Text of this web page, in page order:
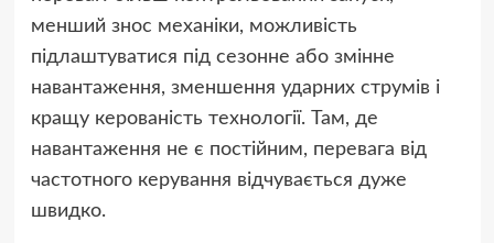
менший знос механіки, можливість
підлаштуватися під сезонне або змінне
навантаження, зменшення ударних струмів і
кращу керованість технології. Там, де
навантаження не є постійним, перевага від
частотного керування відчувається дуже
швидко.